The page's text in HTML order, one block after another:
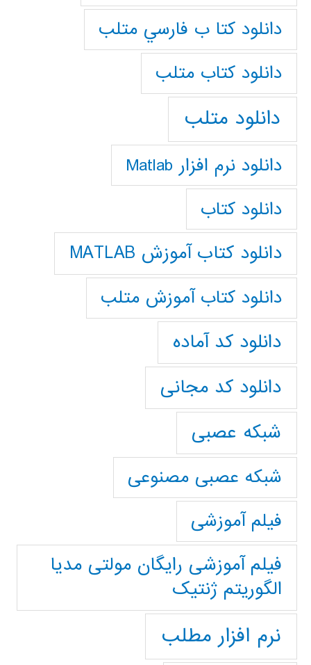
دانلود كتا ب فارسي متلب
دانلود كتاب متلب
دانلود متلب
دانلود نرم افزار Matlab
دانلود کتاب
دانلود کتاب آموزش MATLAB
دانلود کتاب آموزش متلب
دانلود کد آماده
دانلود کد مجانی
شبکه عصبی
شبکه عصبی مصنوعی
فیلم آموزشی
فیلم آموزشی رایگان مولتی مدیا
الگوریتم ژنتیک
نرم افزار مطلب